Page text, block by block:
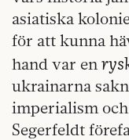
asiatiska
för att kunna
hand var en
ukrainarna
imperialism
Segerfeldt